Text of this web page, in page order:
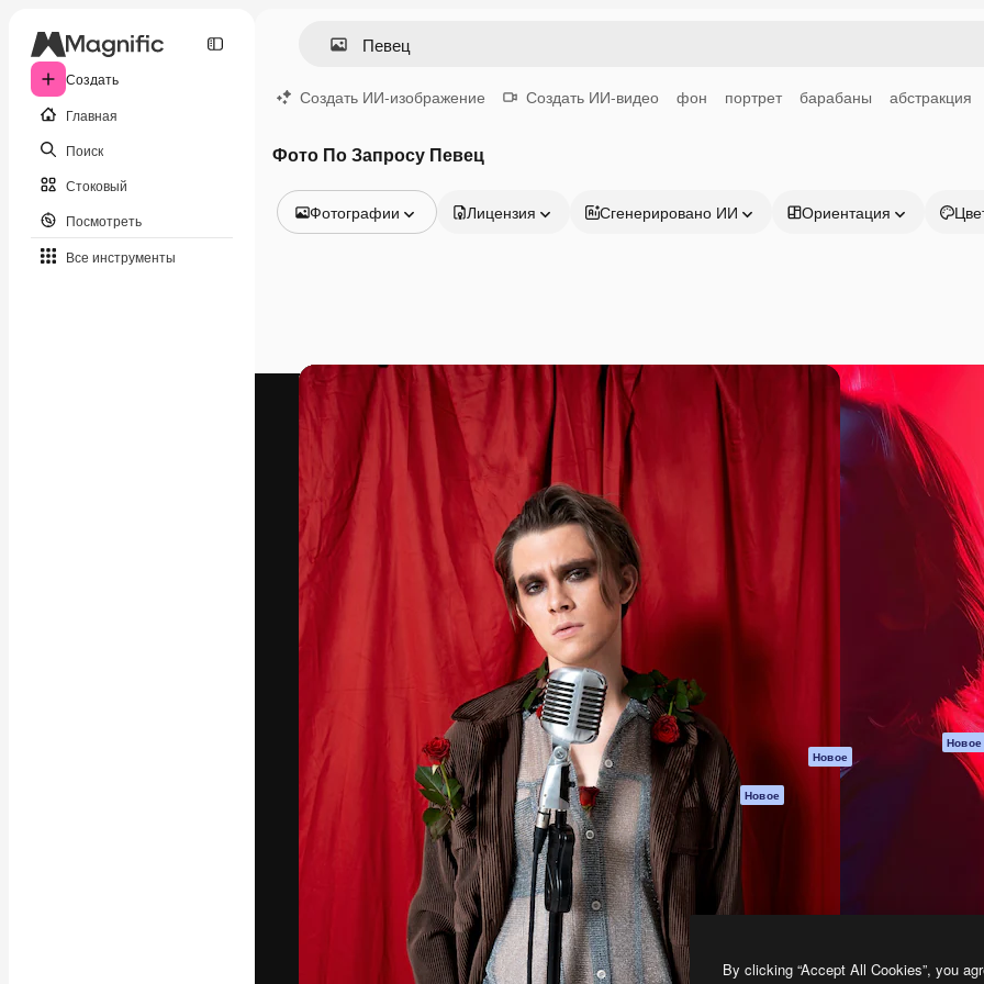
Создать
Главная
Поиск
Стоковый
Посмотреть
Все инструменты
Создать ИИ-изображение Создать ИИ-видео фон портрет барабаны абстракция
Фото По Запросу Певец
Фотографии
Видео
Видеоролик
Моушн-дизайн
Видеошаблоны
Иконки
3D-модели
Шрифты
Лицензия Сгенерировано ИИ Ориентация
Креативная платформа для создания
ваших лучших работ. Более 1 миллиона
подписчиков среди креаторов,
предприятий, агентств и студий.
Продукция
ИИ-помощник
изображений ИИ
Генератор видео
на основе ИИ
Стоковый контент
MCP для
Claude/ChatGPT
Новое
Агенты Новое
API
Мобильное
приложение
Все инструменты
Начать
Документация
Оригиналы Новое
Политика файлов
By clicking “Accept All Cookies”, you